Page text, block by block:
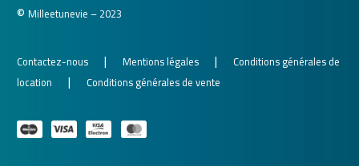
© Milleetunevie – 2023
Contactez-nous | Mentions légales |
Conditions générales de
location
| Conditions générales de vente